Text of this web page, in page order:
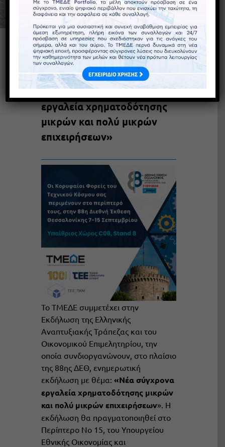
Συμμετοχή του ΤΜΕΔΕ στην
Εκδήλωση της Ελληνικής
Αναπτυξιακής Τράπεζας με
θέμα: «Νέα σύγχρονα
εργαλεία χρηματοδότησης
μικρών και πολύ μικρών
επιχειρήσεων»
Το ΤΜΕΔΕ συμμετέχει στην
Εκδήλωση της Ελληνικής
Αναπτυξιακής Τράπεζας και του
Οικονομικού Επιμελητηρίου, την
οποία συνδιοργανώνουν, στο πλαίσιο
της 88ηςΔΕΘ, ενημερωτική
εκδήλωση με θέμα: «Νέα σύγχρονα
εργαλεία χρηματοδότησης μικρών
και πολύ μικρών επιχειρήσεων». Η
εκδήλωση θα πραγματοποιηθεί στο
Περίπτερο Νο 15, του Υπουργείου
Εθνικής Οικονομίας και